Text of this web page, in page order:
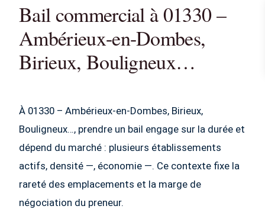
Bail commercial à 01330 –
Ambérieux-en-Dombes,
Birieux, Bouligneux…
À 01330 – Ambérieux-en-Dombes, Birieux,
Bouligneux…, prendre un bail engage sur la durée et
dépend du marché : plusieurs établissements
actifs, densité —, économie —. Ce contexte fixe la
rareté des emplacements et la marge de
négociation du preneur.